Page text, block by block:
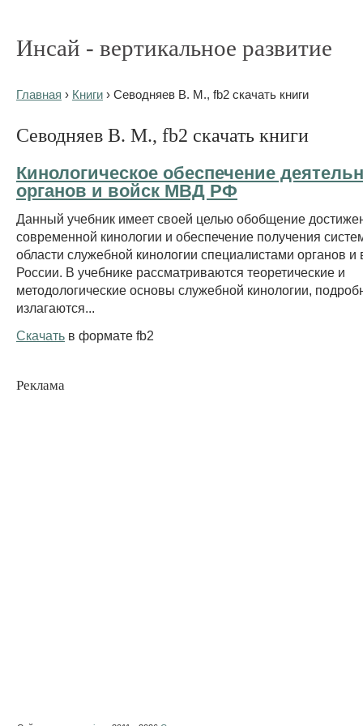
Инсай - вертикальное развитие
Главная › Книги › Севодняев В. М., fb2 скачать книги
Севодняев В. М., fb2 скачать книги
Кинологическое обеспечение
органов и войск МВД РФ
Данный учебник имеет своей целью обобщение
современной кинологии и обеспечение получения
области служебной кинологии специалистами органов
России. В учебнике рассматриваются теоретические и
методологические основы служебной кинологии,
излагаются...
Скачать в формате fb2
Реклама